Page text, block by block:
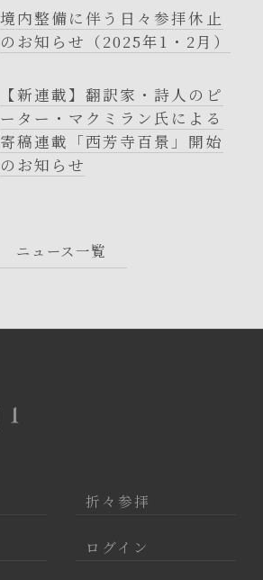
境内整備に伴う日々参拝休止
のお知らせ（2025年1・2月）
【新連載】翻訳家・詩人のピ
ーター・マクミラン氏による
寄稿連載「西芳寺百景」開始
のお知らせ
ニュース一覧
折々参拝
ログイン